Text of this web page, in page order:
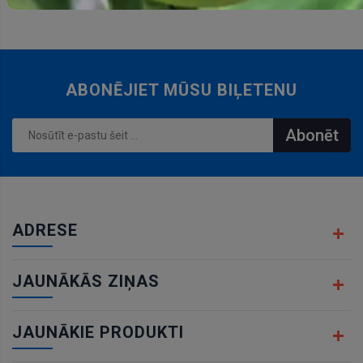
ABONĒJIET MŪSU BIĻETENU
Abonēt
ADRESE
JAUNĀKĀS ZIŅAS
JAUNĀKIE PRODUKTI